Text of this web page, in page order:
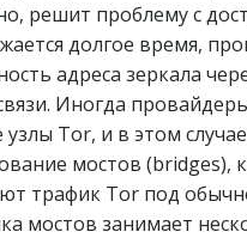
решит проблему с
долгое время,
адреса зеркала
Иногда
узлы Tor, и в этом
мостов (bridges),
трафик Tor под
мостов занимает